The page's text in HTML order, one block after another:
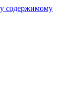
содержимому